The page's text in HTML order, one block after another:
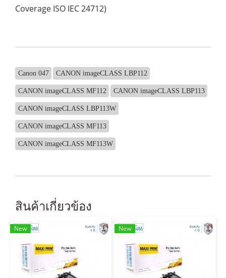
Coverage ISO IEC 24712)
Canon 047 CANON imageCLASS LBP112
CANON imageCLASS MF112 CANON imageCLASS LBP113
CANON imageCLASS LBP113W
CANON imageCLASS MF113
CANON imageCLASS MF113W
สินค้าเกี่ยวข้อง
New New